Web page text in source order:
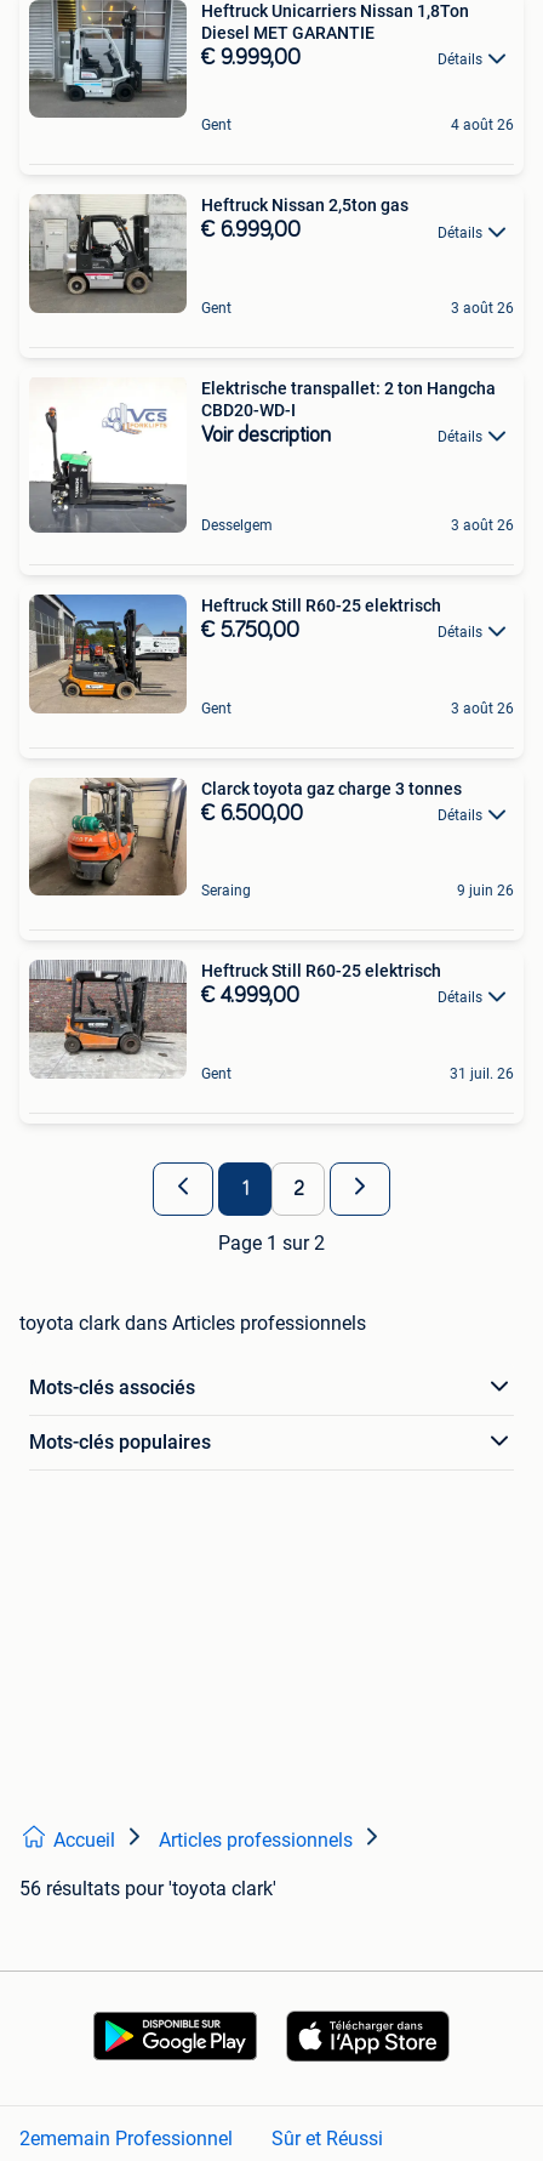
Heftruck Unicarriers Nissan 1,8Ton
Diesel MET GARANTIE
€ 9.999,00 Détails
Gent 4 août 26
Heftruck Nissan 2,5ton gas
€ 6.999,00 Détails
Gent 3 août 26
Elektrische transpallet: 2 ton Hangcha
CBD20-WD-I
Voir description Détails
Desselgem 3 août 26
Heftruck Still R60-25 elektrisch
€ 5.750,00 Détails
Gent 3 août 26
Clarck toyota gaz charge 3 tonnes
€ 6.500,00 Détails
Seraing 9 juin 26
Heftruck Still R60-25 elektrisch
€ 4.999,00 Détails
Gent 31 juil. 26
1 2
Page 1 sur 2
toyota clark dans Articles professionnels
Mots-clés associés
Mots-clés populaires
Accueil Articles professionnels
56 résultats pour 'toyota clark'
2ememain Professionnel Sûr et Réussi